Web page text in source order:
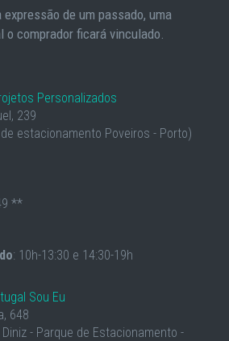
expressão de um passado, uma
o comprador ficará vinculado.
Personalizados
239
estacionamento Poveiros - Porto)
**
: 10h-13:30 e 14:30-19h
Sou Eu
648
- Parque de Estacionamento -